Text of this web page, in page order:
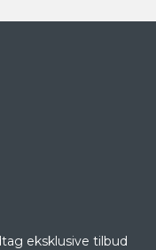
eksklusive tilbud